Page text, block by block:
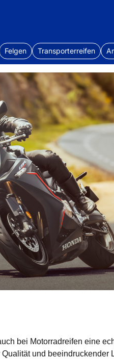
Felgen Transporterreifen
bei Motorradreifen eine
und